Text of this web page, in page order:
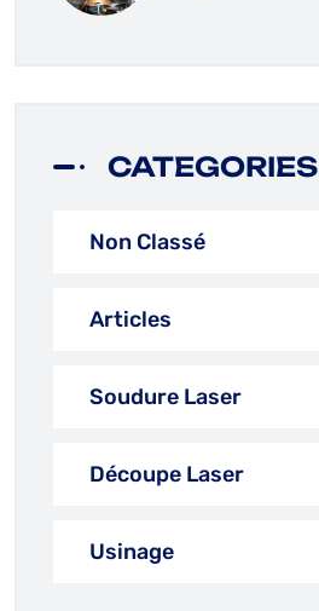
CATEGORIES
Non Classé
Articles
Soudure Laser
Découpe Laser
Usinage